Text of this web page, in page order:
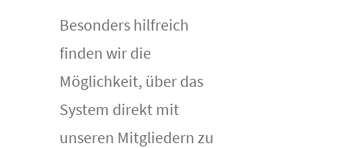
Besonders hilfreich
finden wir die
Möglichkeit, über das
System direkt mit
unseren Mitgliedern zu